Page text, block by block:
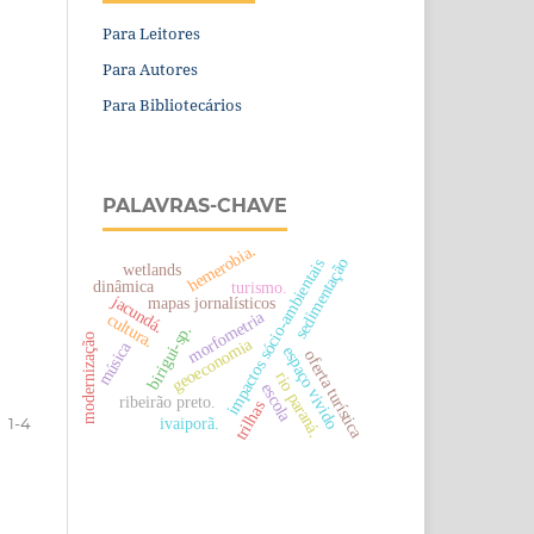
1-4
Para Leitores
Para Autores
Para Bibliotecários
PALAVRAS-CHAVE
mapas jornalísticos
birigui-sp. impactos sócio-ambientais
jacundá.
ribeirão preto. espaço vivido
cultura.
geoeconomia
turismo.
morfometria
trilhas oferta turística
sedimentação
hemerobia.
escola
rio paraná.
ivaiporã.
música
modernização
dinâmica
wetlands